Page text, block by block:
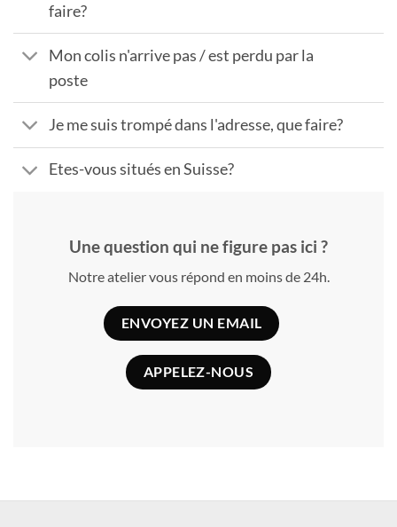
faire?
Mon colis n'arrive pas / est perdu par la
poste
Je me suis trompé dans l'adresse, que faire?
Etes-vous situés en Suisse?
Une question qui ne figure pas ici ?
Notre atelier vous répond en moins de 24h.
ENVOYEZ UN EMAIL
APPELEZ-NOUS